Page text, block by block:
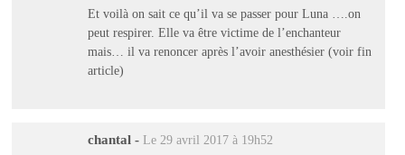
Et voilà on sait ce qu’il va se passer pour Luna ….on
peut respirer. Elle va être victime de l’enchanteur
mais… il va renoncer après l’avoir anesthésier (voir fin
article)
chantal - Le 29 avril 2017 à 19h52